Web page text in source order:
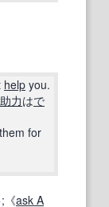
help you.
助力はで
them for
《ask A